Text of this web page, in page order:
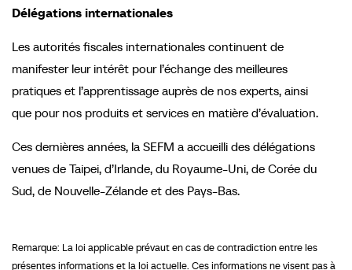
Délégations internationales
Les autorités fiscales internationales continuent de
manifester leur intérêt pour l’échange des meilleures
pratiques et l’apprentissage auprès de nos experts, ainsi
que pour nos produits et services en matière d’évaluation.
Ces dernières années, la SEFM a accueilli des délégations
venues de Taipei, d’Irlande, du Royaume-Uni, de Corée du
Sud, de Nouvelle-Zélande et des Pays-Bas.
Remarque: La loi applicable prévaut en cas de contradiction entre les
présentes informations et la loi actuelle. Ces informations ne visent pas à